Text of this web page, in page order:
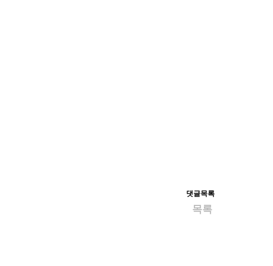
댓글목록
목록